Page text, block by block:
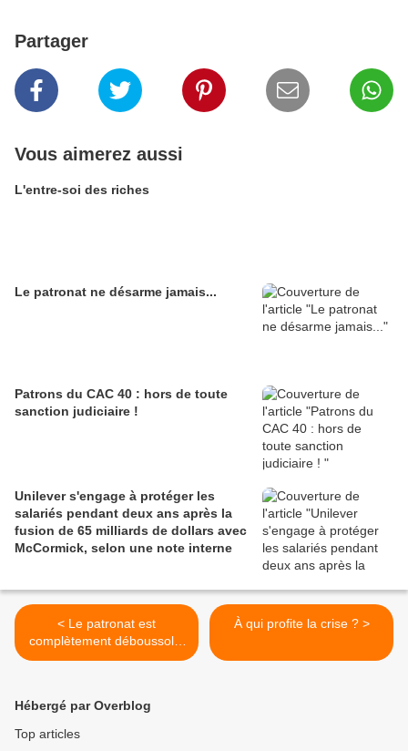
Partager
Vous aimerez aussi
L'entre-soi des riches
Le patronat ne désarme jamais...
Patrons du CAC 40 : hors de toute
sanction judiciaire !
Unilever s'engage à protéger les
salariés pendant deux ans après la
fusion de 65 milliards de dollars avec
McCormick, selon une note interne
< Le patronat est
complètement déboussolé,
il a peur d'une révolution
À qui profite la crise ? >
Hébergé par Overblog
Top articles